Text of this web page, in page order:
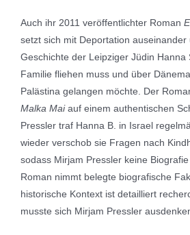
Auch ihr 2011 veröffentlichter Roman
setzt sich mit Deportation auseinander
Geschichte der Leipziger Jüdin Hanna
Familie fliehen muss und über
Palästina gelangen möchte. Der
Malka Maiauf einem authentischen
Pressler traf Hanna B. in Israel
wieder verschob sie Fragen nach
sodass Mirjam Pressler keine
Roman nimmt belegte biografische
historische Kontext ist detailliert
musste sich Mirjam Pressler